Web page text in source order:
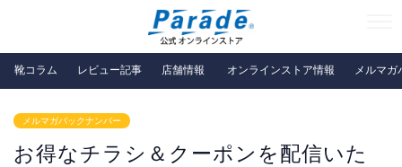
靴コラム レビュー記事 店舗情報 オンラインストア情報 メルマガ
メルマガバックナンバー
お得なチラシ＆クーポンを配信いた